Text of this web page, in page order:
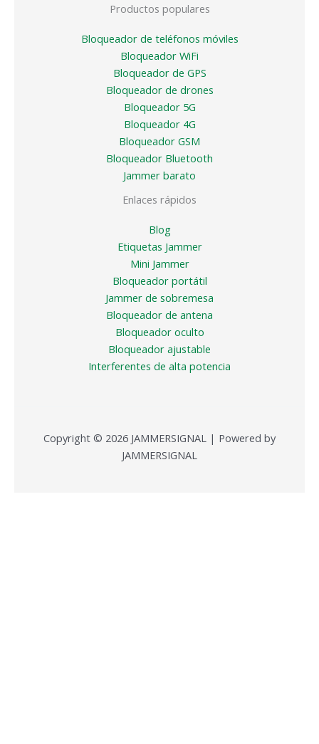
Productos populares
Bloqueador de teléfonos móviles
Bloqueador WiFi
Bloqueador de GPS
Bloqueador de drones
Bloqueador 5G
Bloqueador 4G
Bloqueador GSM
Bloqueador Bluetooth
Jammer barato
Enlaces rápidos
Blog
Etiquetas Jammer
Mini Jammer
Bloqueador portátil
Jammer de sobremesa
Bloqueador de antena
Bloqueador oculto
Bloqueador ajustable
Interferentes de alta potencia
Copyright © 2026 JAMMERSIGNAL | Powered by
JAMMERSIGNAL